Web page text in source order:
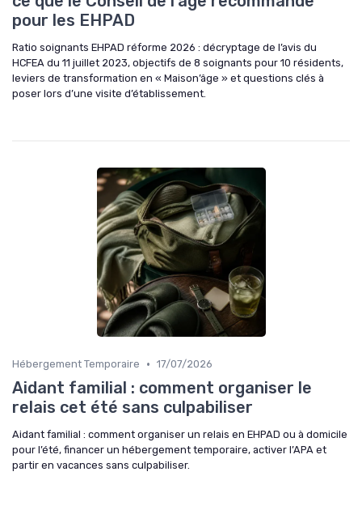
pour les EHPAD
Ratio soignants EHPAD réforme 2026 : décryptage de l’avis du
HCFEA du 11 juillet 2023, objectifs de 8 soignants pour 10 résidents,
leviers de transformation en « Maison’âge » et questions clés à
poser lors d’une visite d’établissement.
Hébergement Temporaire • 17/07/2026
Aidant familial : comment organiser le
relais cet été sans culpabiliser
Aidant familial : comment organiser un relais en EHPAD ou à domicile
pour l’été, financer un hébergement temporaire, activer l’APA et
partir en vacances sans culpabiliser.